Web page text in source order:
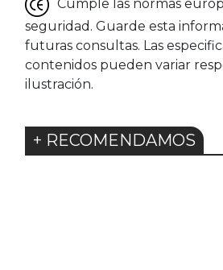
Cumple las normas
seguridad. Guarde esta
futuras consultas. Las
contenidos pueden variar
ilustración.
+ RECOMENDAMOS